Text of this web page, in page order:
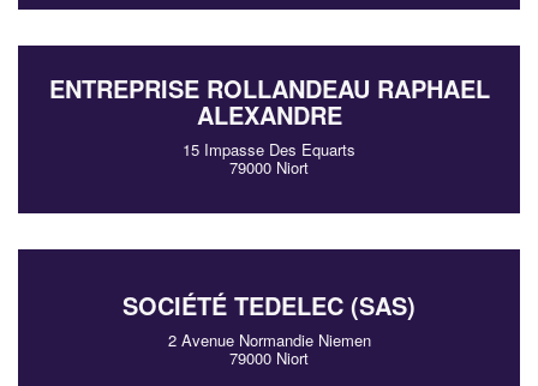
ENTREPRISE ROLLANDEAU RAPHAEL
ALEXANDRE
15 Impasse Des Equarts
79000 Niort
SOCIÉTÉ TEDELEC (SAS)
2 Avenue Normandie Niemen
79000 Niort